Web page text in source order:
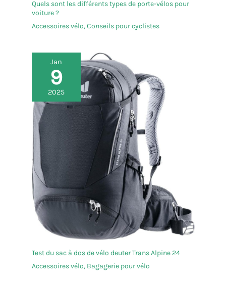
Quels sont les différents types de porte-vélos pour
voiture ?
Accessoires vélo,Conseils pour cyclistes
Jan
9
2025
Test du sac à dos de vélo deuter Trans Alpine 24
Accessoires vélo, Bagagerie pour vélo